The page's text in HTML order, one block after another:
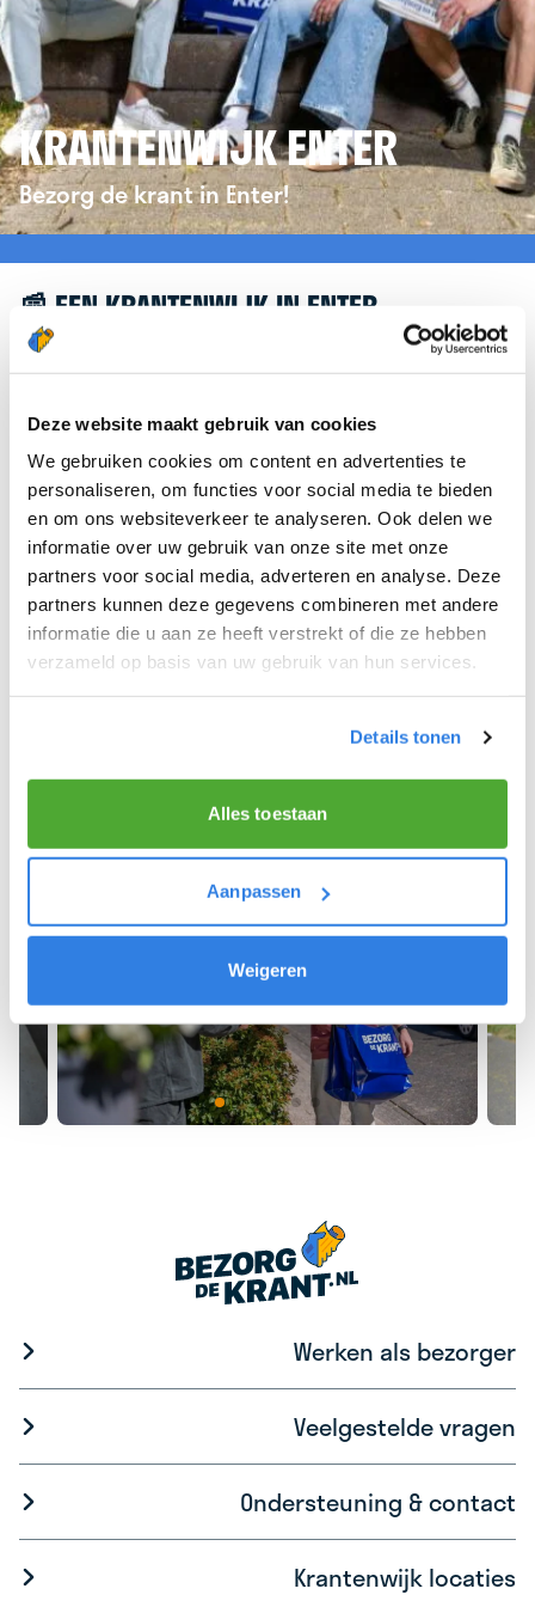
Deze website maakt gebruik van cookies
We gebruiken cookies om content en advertenties te
personaliseren, om functies voor social media te bieden
en om ons websiteverkeer te analyseren. Ook delen we
informatie over uw gebruik van onze site met onze
partners voor social media, adverteren en analyse. Deze
partners kunnen deze gegevens combineren met andere
informatie die u aan ze heeft verstrekt of die ze hebben
verzameld op basis van uw gebruik van hun services.
Details tonen
Alles toestaan
Aanpassen
Weigeren
KRANTENWIJK ENTER
Bezorg de krant in Enter!
📰 EEN KRANTENWIJK IN ENTER
Leuk dat je geïnteresseerd bent in een
verwijzen we je graag door naar de website van
krantenbezorgen.nl . Daar kun je je eenvoudig
aanmelden om de krant te bezorgen in Enter.
We hopen dat je snel aan de slag kunt en wensen
je veel succes! 🚴‍♂️💨
Meld je aan als krantenbezorger!
Werken als bezorger
Veelgestelde vragen
Ondersteuning & contact
Krantenwijk locaties